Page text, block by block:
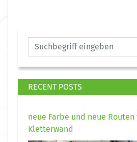
RECENT POSTS
neue Farbe und neue
Kletterwand